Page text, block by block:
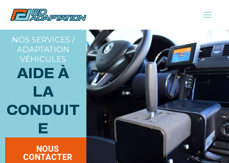
Aller
contenu
NOS SERVICES /
ADAPTATION
VÉHICULES
AIDE À
LA
CONDUIT
E
NOUS
CONTACTER